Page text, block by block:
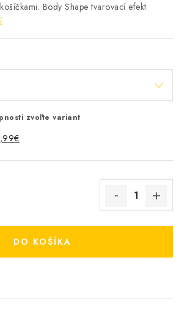
Body Shape tvarovací efekt
zvoľte variant
DO KOŠÍKA